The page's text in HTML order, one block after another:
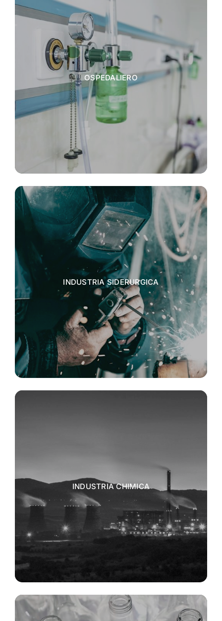
OSPEDALIERO
INDUSTRIA SIDERURGICA
INDUSTRIA CHIMICA